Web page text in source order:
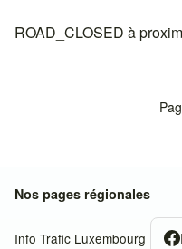
ROAD_CLOSED à
Nos pages régionales
Info Trafic Luxembourg